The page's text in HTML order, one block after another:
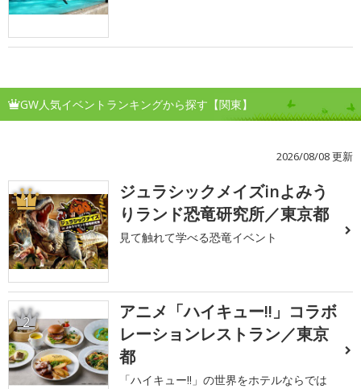
GW人気イベントランキングから探す【関東】
2026/08/08 更新
1
ジュラシックメイズinよみう
りランド恐竜研究所／東京都
見て触れて学べる恐竜イベント
2
アニメ「ハイキュー!!」コラボ
レーションレストラン／東京
都
「ハイキュー!!」の世界をホテルならでは